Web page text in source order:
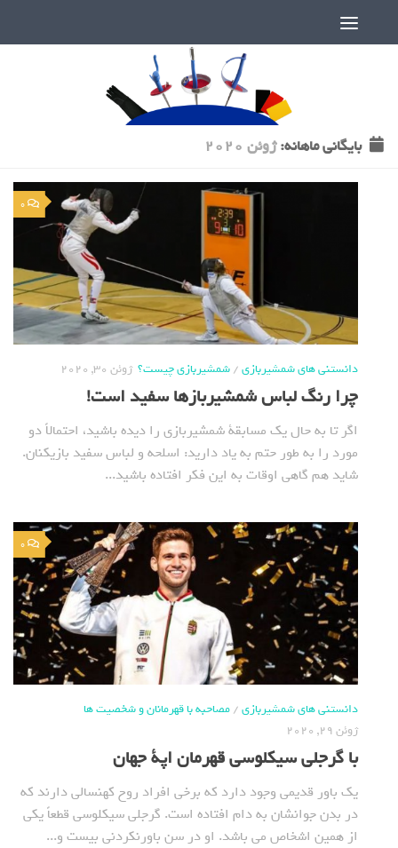
بایگانی‌ ماهانه:ژوئن 2020
0
دانستنی های شمشیربازی/شمشیربازی چیست؟ ژوئن 30, 2020
چرا رنگ لباس شمشیربازها سفید است!
اگر تا به حال یک مسابقة شمشیربازی را دیده باشید، احتمالاً دو
مورد را به طور حتم به یاد دارید: اسلحه و لباس سفید بازیکنان.
شاید هم گاهی اوقات به این فکر افتاده باشید...
0
دانستنی های شمشیربازی/مصاحبه با قهرمانان و شخصیت ها
ژوئن 29, 2020
با گرجلی سیکلوسی قهرمان اپة جهان
یک باور قدیمی وجود دارد که برخی افراد روح کهنسالی دارند که
در بدن جوانشان به دام افتاده است. گرجلی سیکلوسی قطعاً یکی
از همین اشخاص می باشد. او در سن باورنکردنی بیست و...